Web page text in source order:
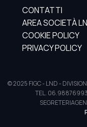
CONTATTI
AREA SOCIETÀ
COOKIE POLICY
PRIVACY POLICY
© 2025 FIGC - LND -
TEL. 06.98876993